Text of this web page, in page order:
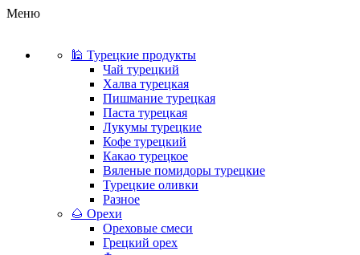
Меню
🕌 Турецкие продукты
Чай турецкий
Халва турецкая
Пишмание турецкая
Паста турецкая
Лукумы турецкие
Кофе турецкий
Какао турецкое
Вяленые помидоры турецкие
Турецкие оливки
Разное
🌰 Орехи
Ореховые смеси
Грецкий орех